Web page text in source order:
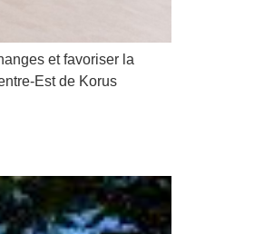
et favoriser la
Est de Korus